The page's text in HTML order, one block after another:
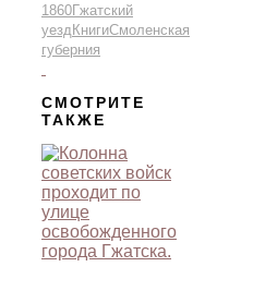
1860Гжатский
уездКнигиСмоленская
губерния
СМОТРИТЕ
ТАКЖЕ